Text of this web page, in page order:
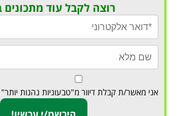
רוצה לקבל עוד מתכונים
אני מאשר/ת קבלת דיוור מ"טבעוניות נהנות יותר"